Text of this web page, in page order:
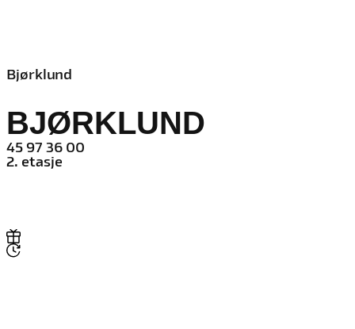
Bjørklund
BJØRKLUND
45 97 36 00
2. etasje